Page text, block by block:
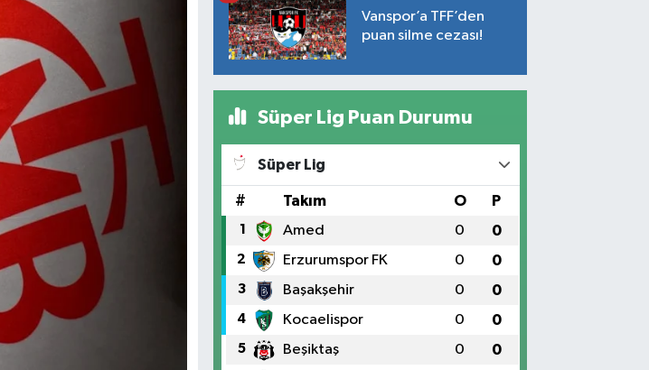
Vanspor’a TFF’den
puan silme cezası!
Süper Lig Puan Durumu
Süper Lig
# Takım O P
1 Amed 0 0
2 Erzurumspor FK 0 0
3 Başakşehir 0 0
4 Kocaelispor 0 0
5 Beşiktaş 0 0